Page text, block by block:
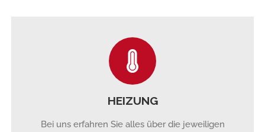
HEIZUNG
Bei uns erfahren Sie alles über die jeweiligen